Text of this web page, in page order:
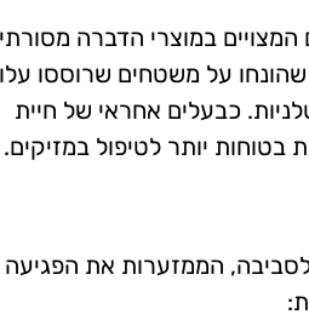
במוצרי הדברה
על משטחים שרוססו
כבעלים אחראי של חיית
בטוחות יותר לטיפול במזיקים.
הממזערות את הפגיעה